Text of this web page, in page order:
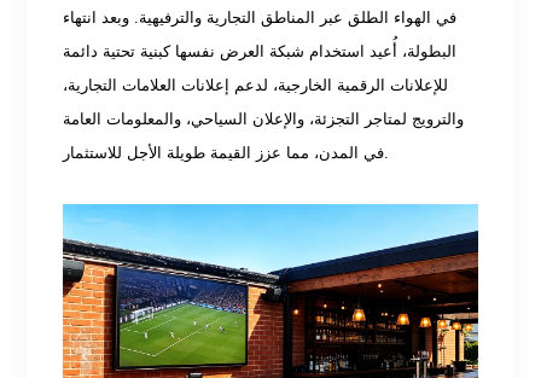
في الهواء الطلق عبر المناطق التجارية والترفيهية. وبعد انتهاء
البطولة، أُعيد استخدام شبكة العرض نفسها كبنية تحتية دائمة
للإعلانات الرقمية الخارجية، لدعم إعلانات العلامات التجارية،
والترويج لمتاجر التجزئة، والإعلان السياحي، والمعلومات العامة